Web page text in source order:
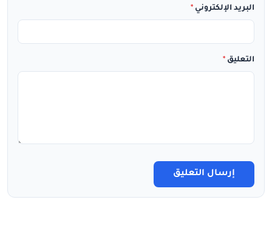
البريد الإلكتروني *
التعليق *
إرسال التعليق